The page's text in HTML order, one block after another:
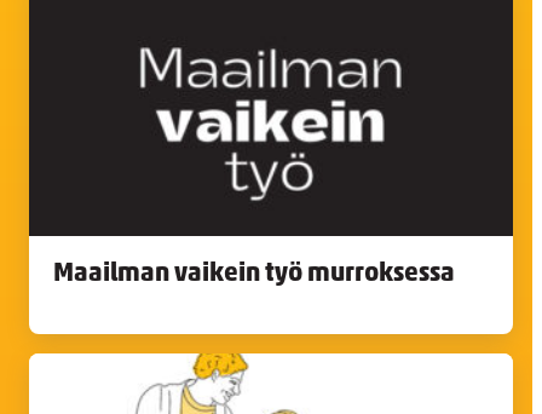
Maailman vaikein työ murroksessa